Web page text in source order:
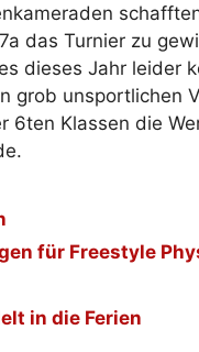
das Turnier zu
dieses Jahr leider
grob unsportlichen
6ten Klassen die
für Freestyle
in die Ferien